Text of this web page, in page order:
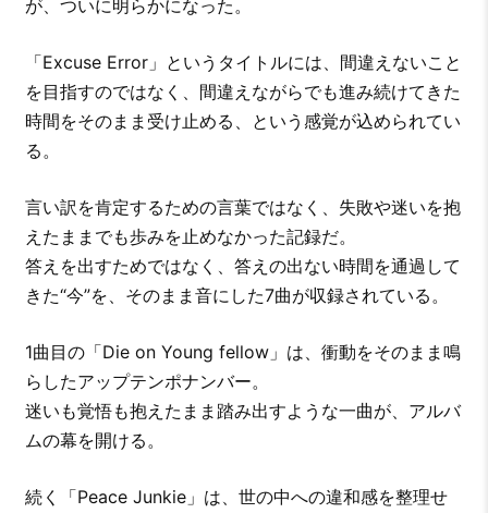
が、ついに明らかになった。
「Excuse Error」というタイトルには、間違えないこと
を目指すのではなく、間違えながらでも進み続けてきた
時間をそのまま受け止める、という感覚が込められてい
る。
言い訳を肯定するための言葉ではなく、失敗や迷いを抱
えたままでも歩みを止めなかった記録だ。
答えを出すためではなく、答えの出ない時間を通過して
きた“今”を、そのまま音にした7曲が収録されている。
1曲目の「Die on Young fellow」は、衝動をそのまま鳴
らしたアップテンポナンバー。
迷いも覚悟も抱えたまま踏み出すような一曲が、アルバ
ムの幕を開ける。
続く「Peace Junkie」は、世の中への違和感を整理せ